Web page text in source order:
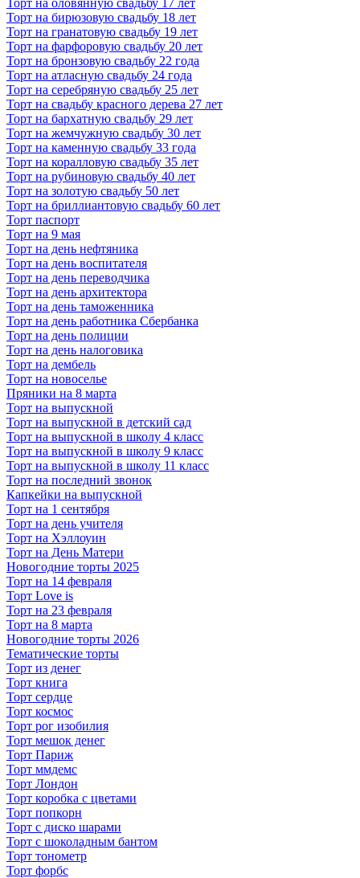
Торт на оловянную свадьбу 17 лет
Торт на бирюзовую свадьбу 18 лет
Торт на гранатовую свадьбу 19 лет
Торт на фарфоровую свадьбу 20 лет
Торт на бронзовую свадьбу 22 года
Торт на атласную свадьбу 24 года
Торт на серебряную свадьбу 25 лет
Торт на свадьбу красного дерева 27 лет
Торт на бархатную свадьбу 29 лет
Торт на жемчужную свадьбу 30 лет
Торт на каменную свадьбу 33 года
Торт на коралловую свадьбу 35 лет
Торт на рубиновую свадьбу 40 лет
Торт на золотую свадьбу 50 лет
Торт на бриллиантовую свадьбу 60 лет
Торт паспорт
Торт на 9 мая
Торт на день нефтяника
Торт на день воспитателя
Торт на день переводчика
Торт на день архитектора
Торт на день таможенника
Торт на день работника Сбербанка
Торт на день полиции
Торт на день налоговика
Торт на дембель
Торт на новоселье
Пряники на 8 марта
Торт на выпускной
Торт на выпускной в детский сад
Торт на выпускной в школу 4 класс
Торт на выпускной в школу 9 класс
Торт на выпускной в школу 11 класс
Торт на последний звонок
Капкейки на выпускной
Торт на 1 сентября
Торт на день учителя
Торт на Хэллоуин
Торт на День Матери
Новогодние торты 2025
Торт на 14 февраля
Торт Love is
Торт на 23 февраля
Торт на 8 марта
Новогодние торты 2026
Тематические торты
Торт из денег
Торт книга
Торт сердце
Торт космос
Торт рог изобилия
Торт мешок денег
Торт Париж
Торт ммдемс
Торт Лондон
Торт коробка с цветами
Торт попкорн
Торт с диско шарами
Торт с шоколадным бантом
Торт тонометр
Торт форбс